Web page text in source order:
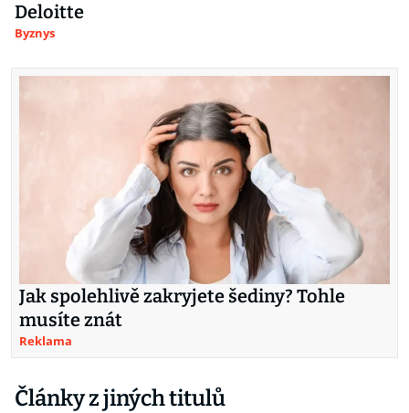
Deloitte
Byznys
Jak spolehlivě zakryjete šediny? Tohle
musíte znát
Reklama
Články z jiných titulů